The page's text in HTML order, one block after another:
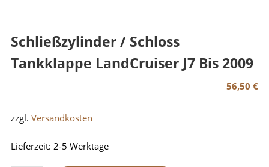
Schließzylinder / Schloss
Tankklappe LandCruiser J7 Bis 2009
56,50€
zzgl. Versandkosten
Lieferzeit: 2-5 Werktage